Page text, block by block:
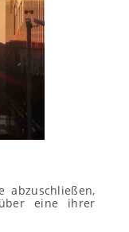
abzuschließen,
eine ihrer